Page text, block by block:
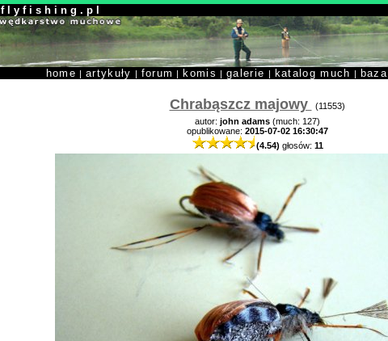
f l y f i s h i n g . p l
home |artykuły | forum | komis |galerie | katalog much | baza
Chrabąszcz majowy
(11553)
autor: john adams(much: 127)
opublikowane: 2015-07-02 16:30:47
(4.54) głosów: 11